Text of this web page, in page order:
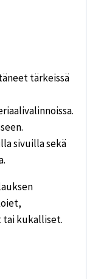
tärkeissä
sivuilla sekä
tai kukalliset.